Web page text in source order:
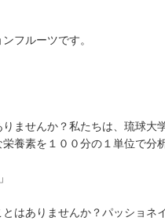
フルーツです。
ませんか？私たちは、琉球
養素を１００分の１単位で
はありませんか？パッショ